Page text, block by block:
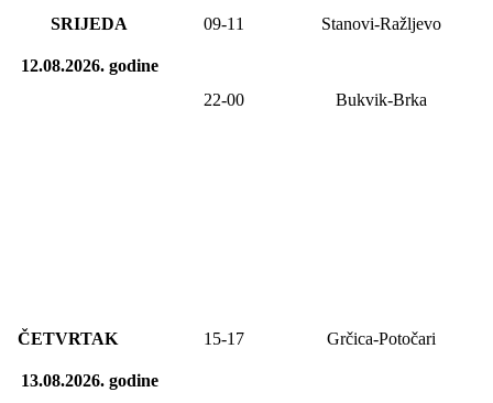
SRIJEDA
12.08.2026.godine
09-1 1 Stanovi-Ražljevo
22-00 Bukvik-Brka
ČETVRTAK
13.08.2026.godine
15-17 Grčica-Potočari